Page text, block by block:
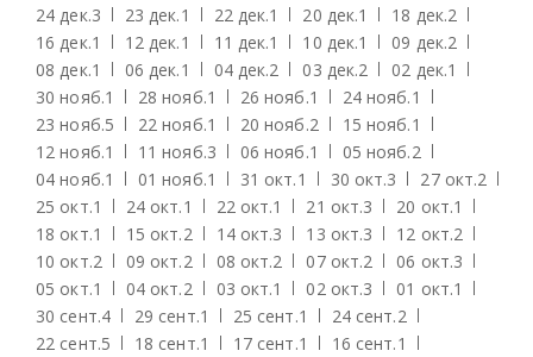
24 дек.3 23 дек.1 22 дек.1 20 дек.1 18 дек.2
16 дек.1 12 дек.1 11 дек.1 10 дек.1 09 дек.2
08 дек.1 06 дек.1 04 дек.2 03 дек.2 02 дек.1
30 нояб.1 28 нояб.1 26 нояб.1 24 нояб.1
23 нояб.5 22 нояб.1 20 нояб.2 15 нояб.1
12 нояб.1 11 нояб.3 06 нояб.1 05 нояб.2
04 нояб.1 01 нояб.1 31 окт.1 30 окт.3 27 окт.2
25 окт.1 24 окт.1 22 окт.1 21 окт.3 20 окт.1
18 окт.1 15 окт.2 14 окт.3 13 окт.3 12 окт.2
10 окт.2 09 окт.2 08 окт.2 07 окт.2 06 окт.3
05 окт.1 04 окт.2 03 окт.1 02 окт.3 01 окт.1
30 сент.4 29 сент.1 25 сент.1 24 сент.2
22 сент.5 18 сент.1 17 сент.1 16 сент.1